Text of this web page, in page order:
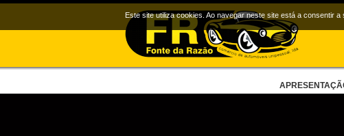
Este site utiliza cookies. Ao navegar neste site está a consentir a